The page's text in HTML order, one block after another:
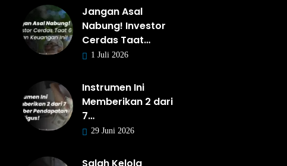
Jangan Asal
Nabung! Investor
Cerdas Taat…
1 Juli 2026
Instrumen Ini
Memberikan 2 dari
7…
29 Juni 2026